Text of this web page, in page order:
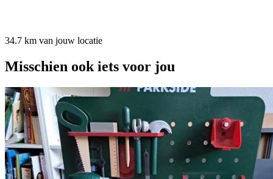
34.7 km van jouw locatie
Misschien ook iets voor jou